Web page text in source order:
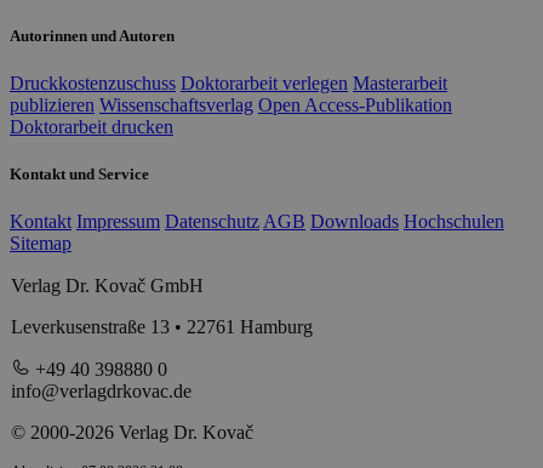
Autorinnen und Autoren
Druckkostenzuschuss Doktorarbeit verlegen Masterarbeit
publizieren Wissenschaftsverlag Open Access-Publikation
Doktorarbeit drucken
Kontakt und Service
Kontakt Impressum Datenschutz AGB Downloads Hochschulen
Sitemap
Verlag Dr. Kovač GmbH
Leverkusenstraße 13 • 22761 Hamburg
+49 40 398880 0
info@verlagdrkovac.de
© 2000-2026 Verlag Dr. Kovač